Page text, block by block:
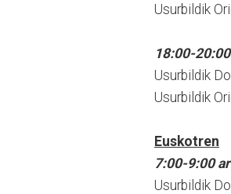
Usurbildik
18:00-
Usurbildik
Usurbildik
Euskotren
7:00-9:00
Usurbildik